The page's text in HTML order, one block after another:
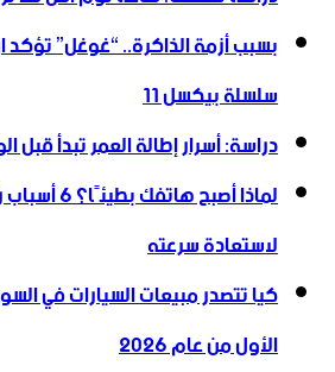
بسبب أزمة الذاكرة.. “غوغل”
سلسلة بيكسل 11
دراسة: أسرار إطالة العمر تبدأ قبل
لاستعادة سرعته
كيا تتصدر مبيعات السيارات في
الأول من عام 2026